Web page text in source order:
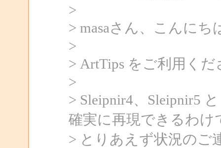
>
> masaさん、こんにち
>
> ArtTips をご利用く
>
> Sleipnir4、Sleipnir5
確実に再現できるわ
> とりあえず状況のご